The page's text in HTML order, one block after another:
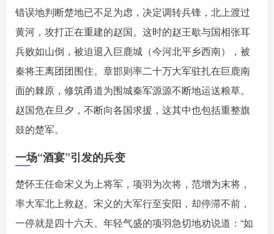
错误地判断楚地已不足为虑，决定调转兵锋，北上渡过
黄河，攻打正在重建的赵国。这时的赵王歇与国相张耳
兵败如山倒，被迫退入巨鹿城（今河北平乡西南），被
秦将王离团团围住。章邯则率二十万大军驻扎在巨鹿南
面的棘原，修筑甬道为围城秦军源源不断地运送粮草󠄹󠅀󠄪󠄢󠄡󠄦󠄞󠄧󠄣󠄞󠄢󠄡󠄧󠄞󠄩󠄢󠅬󠅅󠅃󠄵󠅂󠄪󠅗󠅥󠅕󠅣󠅤󠅬󠅄󠄹󠄽󠄵󠄪󠄢󠄠󠄢󠄦󠄝󠄠󠄨󠄝󠄠󠄨󠄐󠄡󠄣󠄪󠄣󠄤󠄪󠄡󠄣󠅬󠅨󠅙󠅑󠅟󠅗󠅒󠄞󠅓󠅟󠅝󠄐󠇕󠆠󠅿󠇖󠆄󠆩󠇕󠅿󠆈󠇗󠆭󠆁󠄐󠇗󠅹󠅸󠇖󠆍󠅳󠇖󠅹󠅰󠇖󠆌󠅹。
赵国危在旦夕，不断向各国求援，这其中也包括重整旗
鼓的楚军。󠄹󠅀󠄪󠄢󠄡󠄦󠄞󠄧󠄣󠄞󠄢󠄡󠄧󠄞󠄩󠄢󠅬󠅅󠅃󠄵󠅂󠄪󠅗󠅥󠅕󠅣󠅤󠅬󠅄󠄹󠄽󠄵󠄪󠄢󠄠󠄢󠄦󠄝󠄠󠄨󠄝󠄠󠄨󠄐󠄡󠄣󠄪󠄣󠄤󠄪󠄡󠄣󠅬󠅨󠅙󠅑󠅟󠅗󠅒󠄞󠅓󠅟󠅝󠄐󠇕󠆠󠅿󠇖󠆄󠆩󠇕󠅿󠆈󠇗󠆭󠆁󠄐󠇗󠅹󠅸󠇖󠆍󠅳󠇖󠅹󠅰󠇖󠆌󠅹
一场“酒宴”引发的兵变
楚怀王任命宋义为上将军，项羽为次将，范增为末将，
率大军北上救赵󠄹󠅀󠄪󠄢󠄡󠄦󠄞󠄧󠄣󠄞󠄢󠄡󠄧󠄞󠄩󠄢󠅬󠅅󠅃󠄵󠅂󠄪󠅗󠅥󠅕󠅣󠅤󠅬󠅄󠄹󠄽󠄵󠄪󠄢󠄠󠄢󠄦󠄝󠄠󠄨󠄝󠄠󠄨󠄐󠄡󠄣󠄪󠄣󠄤󠄪󠄡󠄣󠅬󠅨󠅙󠅑󠅟󠅗󠅒󠄞󠅓󠅟󠅝󠄐󠇕󠆠󠅿󠇖󠆄󠆩󠇕󠅿󠆈󠇗󠆭󠆁󠄐󠇗󠅹󠅸󠇖󠆍󠅳󠇖󠅹󠅰󠇖󠆌󠅹。宋义的大军行至安阳，却停滞不前，
一停就是四十六天。年轻气盛的项羽急切地劝说道：“如